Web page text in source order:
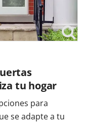
tu hogar
para
se adapte a tu